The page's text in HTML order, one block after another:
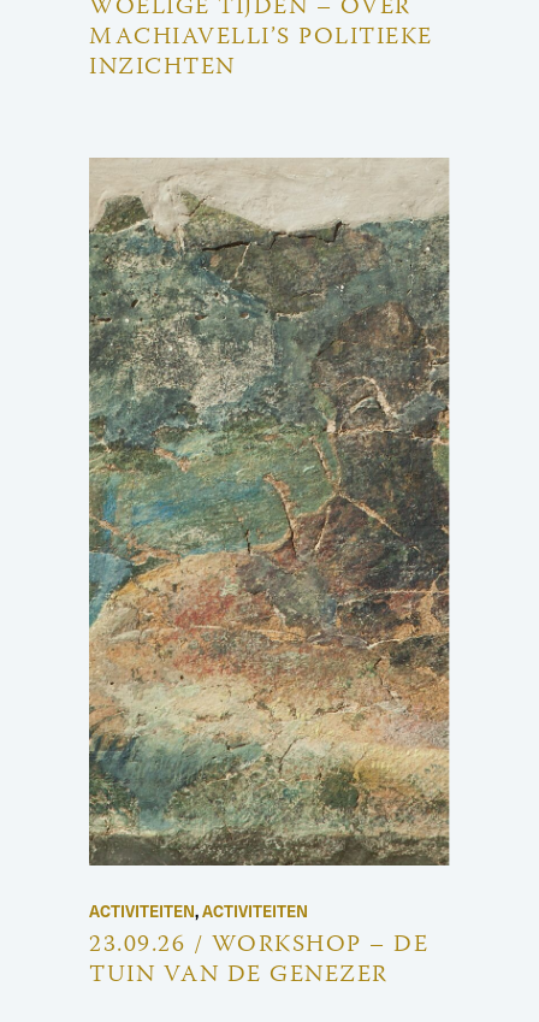
MACHIAVELLI’S POLITIEKE
INZICHTEN
ACTIVITEITEN,ACTIVITEITEN
23.09.26 / WORKSHOP – DE
TUIN VAN DE GENEZER